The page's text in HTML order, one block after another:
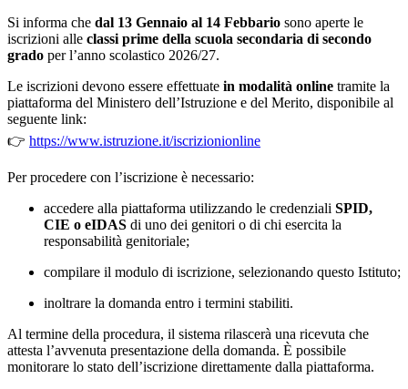
Si informa che dal 13 Gennaio al 14 Febbario sono aperte le
iscrizioni alle classi prime della scuola secondaria di secondo
grado per l’anno scolastico 2026/27.
Le iscrizioni devono essere effettuate in modalità online tramite la
piattaforma del Ministero dell’Istruzione e del Merito, disponibile al
seguente link:
👉 https://www.istruzione.it/iscrizionionline
Per procedere con l’iscrizione è necessario:
accedere alla piattaforma utilizzando le credenziali SPID,
CIE o eIDAS di uno dei genitori o di chi esercita la
responsabilità genitoriale;
compilare il modulo di iscrizione, selezionando questo Istituto;
inoltrare la domanda entro i termini stabiliti.
Al termine della procedura, il sistema rilascerà una ricevuta che
attesta l’avvenuta presentazione della domanda. È possibile
monitorare lo stato dell’iscrizione direttamente dalla piattaforma.